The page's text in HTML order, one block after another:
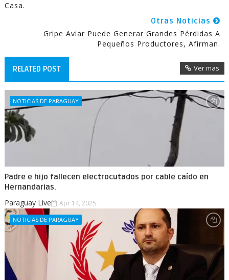
Casa.
Otras Noticias
Gripe Aviar Puede Generar Grandes Pérdidas A
Pequeños Productores, Afirman.
RELATED POST Ver mas
NOTICIAS DE PARAGUAY
Padre e hijo fallecen electrocutados por cable caído en
Hernandarias.
Paraguay Live Apr 14, 2025
NOTICIAS DE PARAGUAY